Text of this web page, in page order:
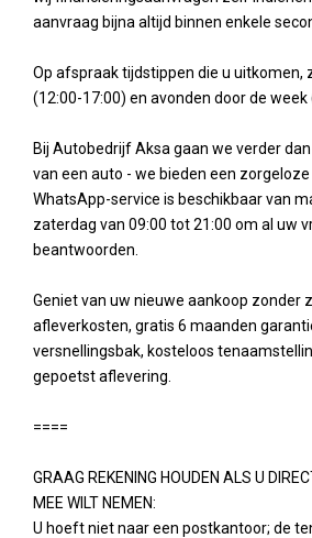
aanvraag bijna altijd binnen enkele
Op afspraak tijdstippen die u uitkomen,
(12:00-17:00) en avonden door de week
Bij Autobedrijf Aksa gaan we verder
van een auto - we bieden een
WhatsApp-service is beschikbaar van
zaterdag van 09:00 tot 21:00 om al uw
beantwoorden.
Geniet van uw nieuwe aankoop zonder
afleverkosten, gratis 6 maanden
versnellingsbak, kosteloos
gepoetst aflevering.
====
GRAAG REKENING HOUDEN ALS U
MEE WILT NEMEN:
U hoeft niet naar een postkantoor; de